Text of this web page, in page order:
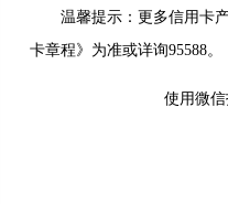
温馨提示：更多信用卡产
卡章程》为准或详询95588。
使用微